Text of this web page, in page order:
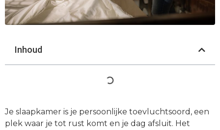
Inhoud
Je slaapkamer is je persoonlijke toevluchtsoord, een
plek waar je tot rust komt en je dag afsluit. Het